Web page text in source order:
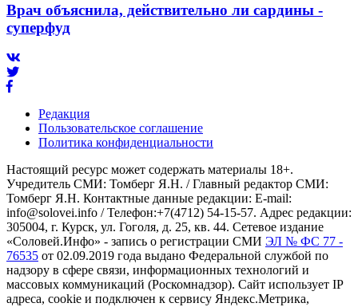
Врач объяснила, действительно ли сардины -
суперфуд
Редакция
Пользовательское соглашение
Политика конфиденциальности
Настоящий ресурс может содержать материалы 18+.
Учредитель СМИ: Томберг Я.Н. / Главный редактор СМИ:
Томберг Я.Н. Контактные данные редакции: E-mail:
info@solovei.info / Телефон:+7(4712) 54-15-57. Адрес редакции:
305004, г. Курск, ул. Гоголя, д. 25, кв. 44. Сетевое издание
«Соловей.Инфо» - запись о регистрации СМИ ЭЛ № ФС 77 -
76535 от 02.09.2019 года выдано Федеральной службой по
надзору в сфере связи, информационных технологий и
массовых коммуникаций (Роскомнадзор). Сайт использует IP
адреса, cookie и подключен к сервису Яндекс.Метрика,